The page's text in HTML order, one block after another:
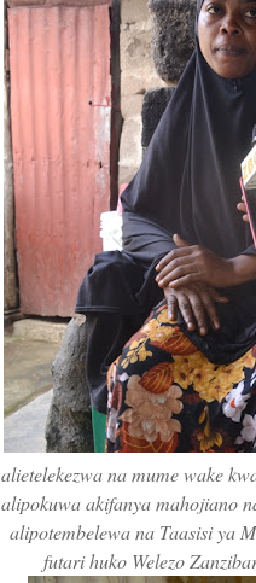
alietelekezwa na mume wake
alipokuwa akifanya mahojiano
alipotembelewa na Taasisi ya
futari huko Welezo